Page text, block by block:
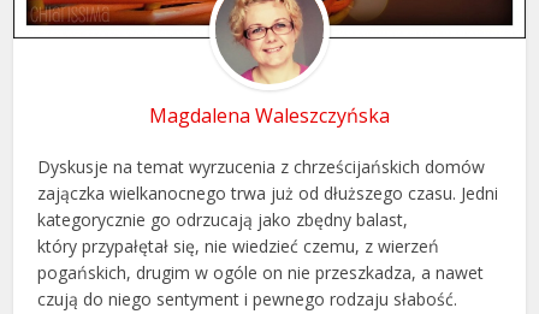
Magdalena Waleszczyńska
Dyskusje na temat wyrzucenia z chrześcijańskich domów
zajączka wielkanocnego trwa już od dłuższego czasu. Jedni
kategorycznie go odrzucają jako zbędny balast,
który przypałętał się, nie wiedzieć czemu, z wierzeń
pogańskich, drugim w ogóle on nie przeszkadza, a nawet
czują do niego sentyment i pewnego rodzaju słabość.